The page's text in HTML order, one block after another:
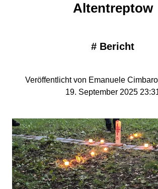
Altentreptow
# Bericht
Veröffentlicht von Emanuele
19. September 2025